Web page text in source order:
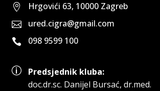
 Hrgovići 63, 10000 Zagreb
 ured.cigra@gmail.com
 098 9599 100
p
Predsjednik kluba:
doc.dr.sc. Danijel Bursać, dr.med.